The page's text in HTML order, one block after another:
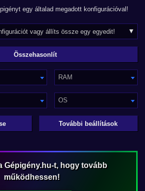
egy általad megadott konfigurációval!
RAM
OS
További beállítások
Gépigény.hu-t, hogy tovább
működhessen!